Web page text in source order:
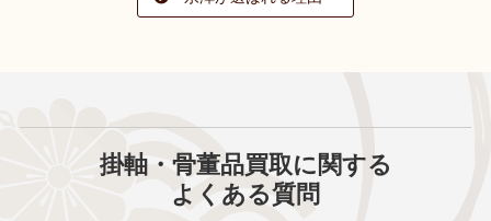
掛軸・骨董品買取に関する
よくある質問